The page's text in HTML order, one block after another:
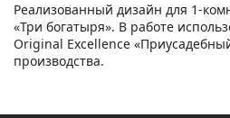
Реализованный дизайн для 1-
«Три богатыря». В работе
Original Excellence
производства.